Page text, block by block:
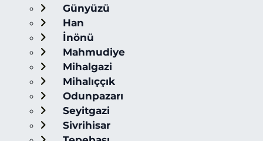
Günyüzü
Han
İnönü
Mahmudiye
Mihalgazi
Mihalıççık
Odunpazarı
Seyitgazi
Sivrihisar